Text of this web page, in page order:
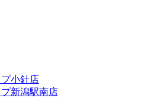
小針店
新潟駅南店